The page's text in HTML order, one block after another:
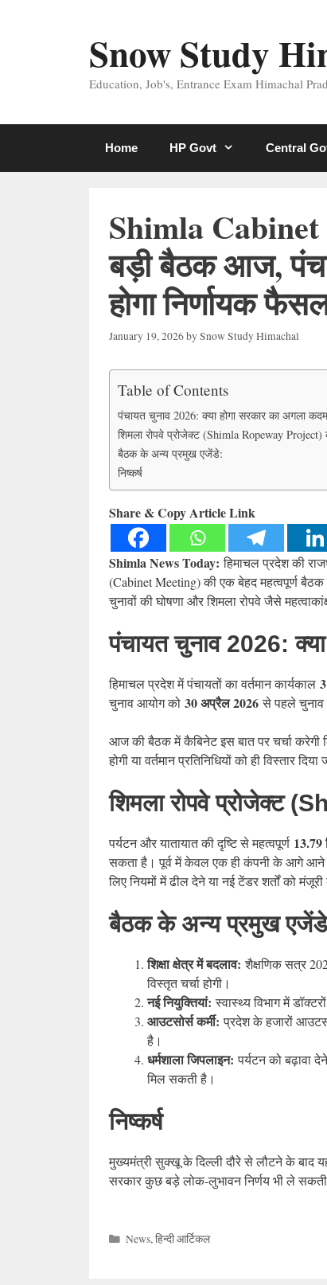
Snow Study
Education, Job's, Entrance Exam Himachal
Home HP Govt Central
Shimla Cabinet
बड़ी बैठक आज,
होगा निर्णायक
January 19, 2026bySnow Study Himachal
Table of Contents
पंचायत चुनाव 2026: क्या होगा सरकार का अगला
शिमला रोपवे प्रोजेक्ट (Shimla Ropeway Project)
बैठक के अन्य प्रमुख एजेंडे:
निष्कर्ष
Share & Copy Article Link
Shimla News Today: हिमाचल प्रदेश की
(Cabinet Meeting) की एक बेहद महत्वपूर्ण
चुनावों की घोषणा और शिमला रोपवे जैसे
पंचायत चुनाव 2026:
हिमाचल प्रदेश में पंचायतों का वर्तमान कार्यकाल
चुनाव आयोग को 30 अप्रैल 2026से पहले चुनाव
आज की बैठक में कैबिनेट इस बात पर चर्चा करेगी
होगी या वर्तमान प्रतिनिधियों को ही विस्तार
शिमला रोपवे प्रोजेक्ट
पर्यटन और यातायात की दृष्टि से महत्वपूर्ण 13.79
सकता है। पूर्व में केवल एक ही कंपनी के आगे आने
लिए नियमों में ढील देने या नई टेंडर शर्तों को
बैठक के अन्य प्रमुख
शिक्षा क्षेत्र में बदलाव: शैक्षणिक सत्र
विस्तृत चर्चा होगी।
नई नियुक्तियां: स्वास्थ्य विभाग में
आउटसोर्स कर्मी: प्रदेश के हजारों
है।
धर्मशाला जिपलाइन: पर्यटन को बढ़ावा
मिल सकती है।
निष्कर्ष
मुख्यमंत्री सुक्खू के दिल्ली दौरे से लौटने के बाद
सरकार कुछ बड़े लोक-लुभावन निर्णय भी ले
Categories
News,हिन्दी आर्टिकल